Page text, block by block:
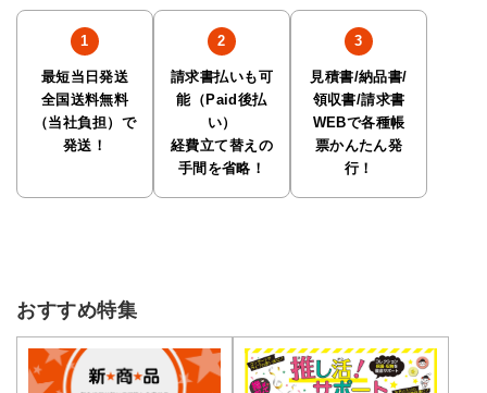
最短当日発送
全国送料無料
（当社負担）で
発送！
請求書払いも可
能（Paid後払
い）
経費立て替えの
手間を省略！
見積書/納品書/
領収書/請求書
WEBで各種帳
票かんたん発
行！
おすすめ特集